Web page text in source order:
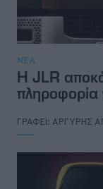
ΝΕΑ
H JLR
ΓΡΑΦΕΙ: ΑΡΓΥΡΗΣ